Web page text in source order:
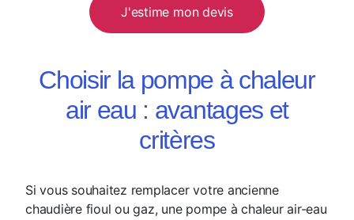
J'estime mon devis
Choisir la pompe à chaleur
air eau : avantages et
critères
Si vous souhaitez remplacer votre ancienne
chaudière fioul ou gaz, une pompe à chaleur air-eau